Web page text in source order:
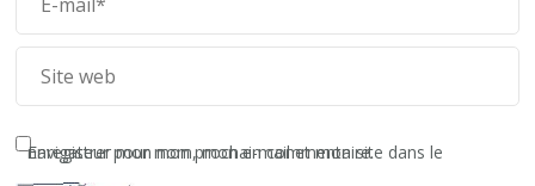
Enregistrer mon nom, mon e-mail et mon site dans le navigateur pour mon prochain commentaire.